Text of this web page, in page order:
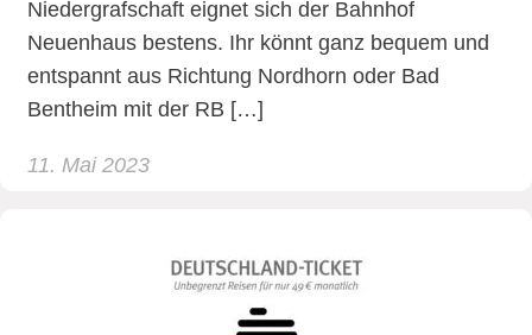
Niedergrafschaft eignet sich der Bahnhof
Neuenhaus bestens. Ihr könnt ganz bequem und
entspannt aus Richtung Nordhorn oder Bad
Bentheim mit der RB […]
11. Mai 2023